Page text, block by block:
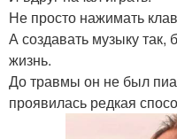
Не просто нажимать
А создавать музыку так,
жизнь.
До травмы он не был
проявилась редкая